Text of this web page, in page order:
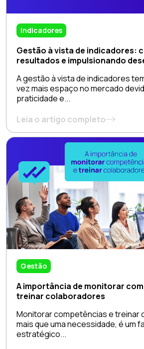
Indicadores
Gestão à vista de indicadores:
resultados e impulsionando
A gestão à vista de indicadores
vez mais espaço no mercado
praticidade e...
Leia o artigo completo
Gestão
A importância de monitorar
treinar colaboradores
Monitorar competências e treinar
mais que uma necessidade, é um
estratégico...